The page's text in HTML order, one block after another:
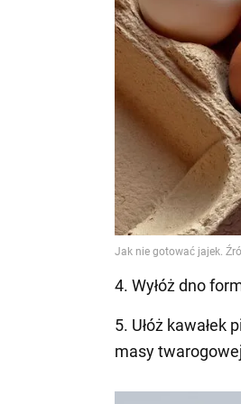
4. Wyłóż dno
5. Ułóż kawałek
masy